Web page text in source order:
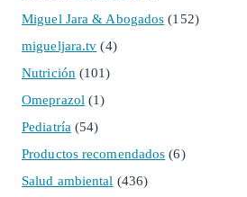
Miguel Jara & Abogados (152)
migueljara.tv (4)
Nutrición (101)
Omeprazol (1)
Pediatría (54)
Productos recomendados (6)
Salud ambiental (436)